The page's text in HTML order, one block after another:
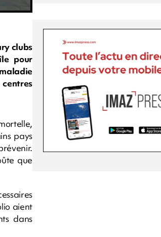
clubs
pour
pays
que
aient
dans